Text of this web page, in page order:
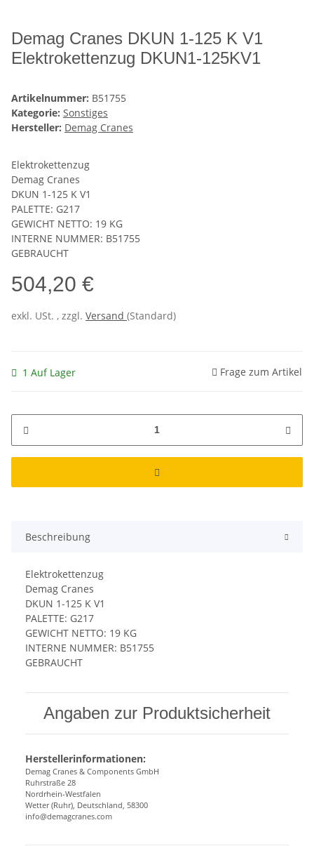
Demag Cranes DKUN 1-125 K V1
Elektrokettenzug DKUN1-125KV1
Artikelnummer: B51755
Kategorie: Sonstiges
Hersteller: Demag Cranes
Elektrokettenzug
Demag Cranes
DKUN 1-125 K V1
PALETTE: G217
GEWICHT NETTO: 19 KG
INTERNE NUMMER: B51755
GEBRAUCHT
504,20 €
exkl. USt. , zzgl. Versand (Standard)
1 Auf Lager Frage zum Artikel
Beschreibung
Elektrokettenzug
Demag Cranes
DKUN 1-125 K V1
PALETTE: G217
GEWICHT NETTO: 19 KG
INTERNE NUMMER: B51755
GEBRAUCHT
Angaben zur Produktsicherheit
Herstellerinformationen:
Demag Cranes & Components GmbH
Ruhrstraße 28
Nordrhein-Westfalen
Wetter (Ruhr), Deutschland, 58300
info@demagcranes.com